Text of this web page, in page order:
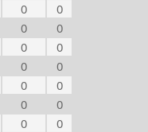
0
0
0
0
0
0
0
0
0
0
0
0
0
0